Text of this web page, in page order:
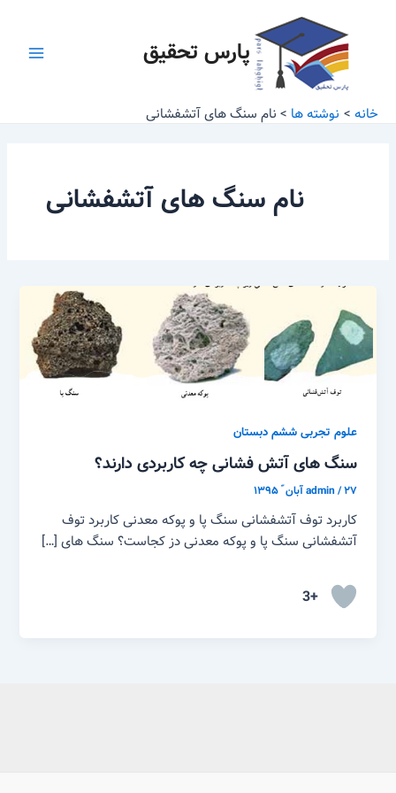
پارس تحقیق
خانه نوشته ها نام سنگ های آتشفشانی
نام سنگ های آتشفشانی
علوم تجربی ششم دبستان
سنگ های آتش فشانی چه کاربردی دارند؟
admin/۲۷ آبان ّ ۱۳۹۵
کاربرد توف آتشفشانی سنگ پا و پوکه معدنی کاربرد توف
آتشفشانی سنگ پا و پوکه معدنی دز کجاست؟ سنگ های […]
+3